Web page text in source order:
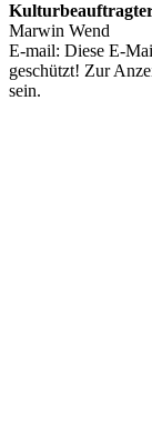
Marwin Wend
E-mail: Diese E-
geschützt! Zur
sein.